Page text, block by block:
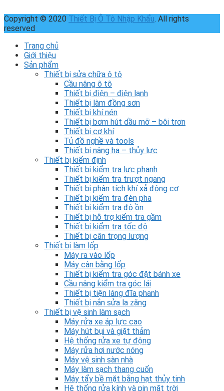
Copyright © 2020 Thiết Bị Ô Tô Nhập Khẩu. All rights
reserved
Trang chủ
Giới thiệu
Sản phẩm
Thiết bị sửa chữa ô tô
Cầu nâng ô tô
Thiết bị điện – điện lạnh
Thiết bị làm đồng sơn
Thiết bị khí nén
Thiết bị bơm hút dầu mỡ – bôi trơn
Thiết bị cơ khí
Tủ đồ nghề và tools
Thiết bị nâng hạ – thủy lực
Thiết bị kiểm định
Thiết bị kiểm tra lực phanh
Thiết bị kiểm tra trượt ngang
Thiết bị phân tích khí xả động cơ
Thiết bị kiểm tra đèn pha
Thiết bị kiểm tra độ ồn
Thiết bị hỗ trợ kiểm tra gầm
Thiết bị kiểm tra tốc độ
Thiết bị cân trọng lượng
Thiết bị làm lốp
Máy ra vào lốp
Máy cân bằng lốp
Thiết bị kiểm tra góc đặt bánh xe
Cầu nâng kiểm tra góc lái
Thiết bị tiện láng đĩa phanh
Thiết bị nắn sửa la zăng
Thiết bị vệ sinh làm sạch
Máy rửa xe áp lực cao
Máy hút bụi và giặt thảm
Hệ thống rửa xe tự động
Máy rửa hơi nước nóng
Máy vệ sinh sàn nhà
Máy làm sạch thang cuốn
Máy tẩy bề mặt bằng hạt thủy tinh
Hệ thống rửa kính và pin mặt trời